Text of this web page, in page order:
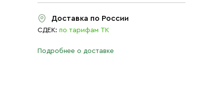
Доставка по России
СДЕК: по тарифам ТК
Подробнее о доставке